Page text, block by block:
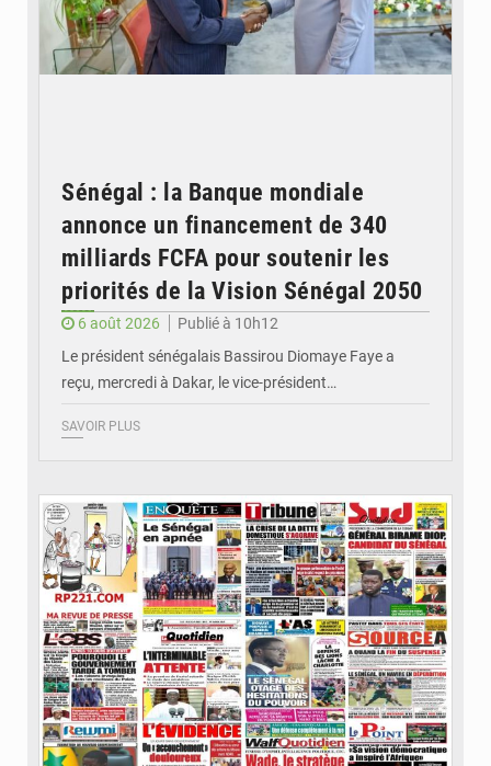
Sénégal : la Banque mondiale
annonce un financement de 340
milliards FCFA pour soutenir les
priorités de la Vision Sénégal 2050
6 août 2026
Publié à 10h12
Le président sénégalais Bassirou Diomaye Faye a
reçu, mercredi à Dakar, le vice-président…
SAVOIR PLUS